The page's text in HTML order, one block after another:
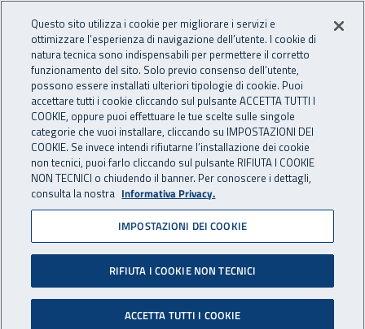
INAIL - Istituto Nazionale
Apri cerca
Navigazione principale
Navigazione - Ti trovi in:
Home Inail comunica Eventi
29 febbraio 2024
Convegno - “Denuncia di
impianto di riscaldamento
ad acqua calda:
Questo sito utilizza i cookie per migliorare i servizi e
ottimizzare l’esperienza di navigazione dell’utente. I cookie di
natura tecnica sono indispensabili per permettere il corretto
funzionamento del sito. Solo previo consenso dell’utente,
possono essere installati ulteriori tipologie di cookie. Puoi
accettare tutti i cookie cliccando sul pulsante ACCETTA TUTTI I
COOKIE, oppure puoi effettuare le tue scelte sulle singole
categorie che vuoi installare, cliccando su IMPOSTAZIONI DEI
COOKIE. Se invece intendi rifiutarne l’installazione dei cookie
non tecnici, puoi farlo cliccando sul pulsante RIFIUTA I COOKIE
NON TECNICI o chiudendo il banner. Per conoscere i dettagli,
consulta la nostra Informativa Privacy.
IMPOSTAZIONI DEI COOKIE
RIFIUTA I COOKIE NON TECNICI
ACCETTA TUTTI I COOKIE